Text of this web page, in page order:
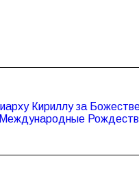
Кириллу за